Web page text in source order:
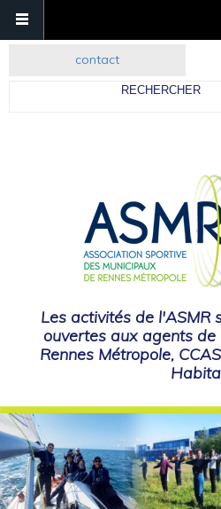
contact
Rechercher
Les activités de l'ASMR
ouvertes aux agents de
Rennes Métropole,